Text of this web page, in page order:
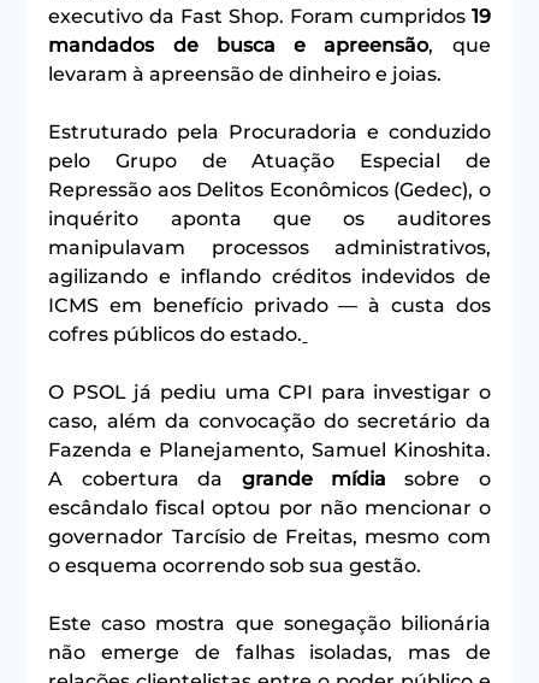
executivo da Fast Shop. Foram cumpridos 19
mandados de busca e apreensão, que
levaram à apreensão de dinheiro e joias.
Estruturado pela Procuradoria e conduzido
pelo Grupo de Atuação Especial de
Repressão aos Delitos Econômicos (Gedec), o
inquérito aponta que os auditores
manipulavam processos administrativos,
agilizando e inflando créditos indevidos de
ICMS em benefício privado — à custa dos
cofres públicos do estado.
O PSOL já pediu uma CPI para investigar o
caso, além da convocação do secretário da
Fazenda e Planejamento, Samuel Kinoshita.
A cobertura da grande mídia sobre o
escândalo fiscal optou por não mencionar o
governador Tarcísio de Freitas, mesmo com
o esquema ocorrendo sob sua gestão.
Este caso mostra que sonegação bilionária
não emerge de falhas isoladas, mas de